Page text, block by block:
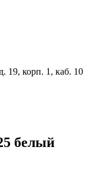
19, корп. 1, каб. 10
белый